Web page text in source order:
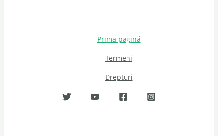
Prima pagină
Termeni
Drepturi